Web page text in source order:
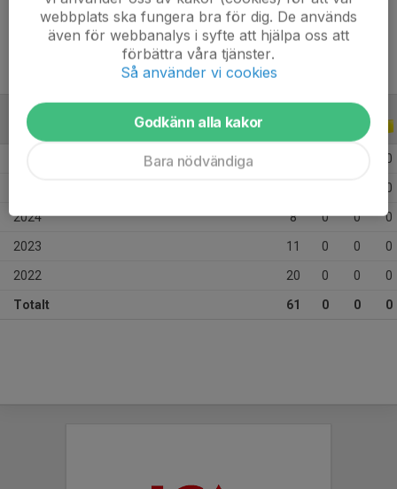
Ålder
13 år
ALLA SERIER ALLA ÅR
0
0
2024 8 0 0 0
2023 11 0 0 0
2022 20 0 0 0
Totalt 61 0 0 0
webbplats ska fungera bra för dig. De används
även för webbanalys i syfte att hjälpa oss att
förbättra våra tjänster.
Så använder vi cookies
Godkänn alla kakor
Bara nödvändiga